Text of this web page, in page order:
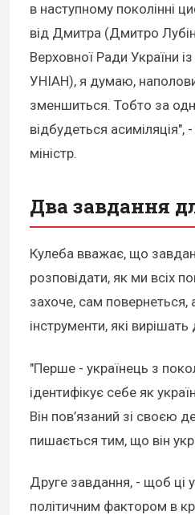
в наступному поколінні
від Дмитра (Дмитро
Верховної Ради України
УНІАН), я думаю,
зменшиться. Тобто за
відбудеться асиміляція",
міністр.
Два завдання
Кулеба вважає, що
розповідати, як ми всіх
захоче, сам повернеться,
інструменти, які
"Перше - українець з
ідентифікує себе як
Він пов’язаний зі своєю
пишається тим, що він
Друге завдання, - щоб ці
політичним фактором в